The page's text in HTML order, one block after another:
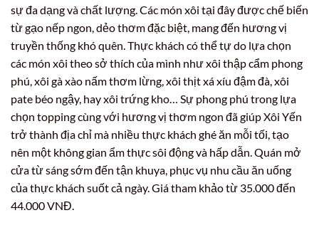
sự đa dạng và chất lượng. Các món xôi tại đây được chế biến
từ gạo nếp ngon, dẻo thơm đặc biệt, mang đến hương vị
truyền thống khó quên. Thực khách có thể tự do lựa chọn
các món xôi theo sở thích của mình như xôi thập cẩm phong
phú, xôi gà xào nấm thơm lừng, xôi thịt xá xíu đậm đà, xôi
pate béo ngậy, hay xôi trứng kho… Sự phong phú trong lựa
chọn topping cùng với hương vị thơm ngon đã giúp Xôi Yến
trở thành địa chỉ mà nhiều thực khách ghé ăn mỗi tối, tạo
nên một không gian ẩm thực sôi động và hấp dẫn. Quán mở
cửa từ sáng sớm đến tận khuya, phục vụ nhu cầu ăn uống
của thực khách suốt cả ngày. Giá tham khảo từ 35.000 đến
44.000 VNĐ.